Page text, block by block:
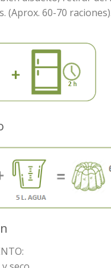
(Aprox. 60-70